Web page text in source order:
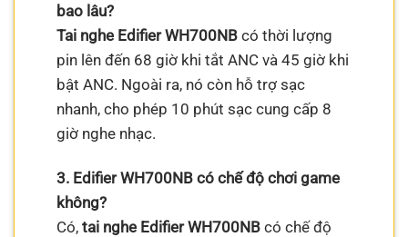
bao lâu?
Tai nghe Edifier WH700NB có thời lượng
pin lên đến 68 giờ khi tắt ANC và 45 giờ khi
bật ANC. Ngoài ra, nó còn hỗ trợ sạc
nhanh, cho phép 10 phút sạc cung cấp 8
giờ nghe nhạc.
3. Edifier WH700NB có chế độ chơi game
không?
Có,tai nghe Edifier WH700NB có chế độ